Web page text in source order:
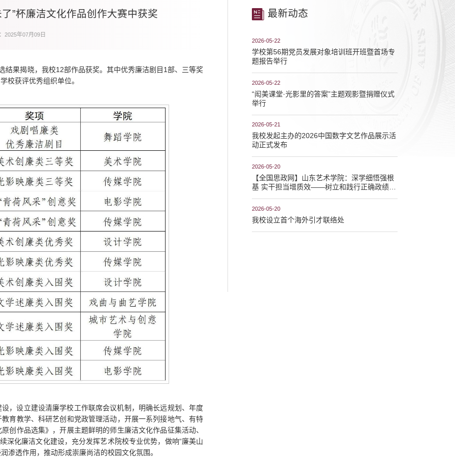
”杯廉洁文化作品创作大赛中获奖
2025年07月09日
结果揭晓，我校12部作品获奖。其中优秀廉洁剧目1部、三等奖
校获评优秀组织单位。
，设立建设清廉学校工作联席会议机制，明确长远规划、年度
育教学、科研艺创和党政管理活动，开展一系列接地气、有特
作品选集》，开展主题鲜明的师生廉洁文化作品征集活动、
深化廉洁文化建设，充分发挥艺术院校专业优势，做响“廉美山
渗透作用，推动形成崇廉尚洁的校园文化氛围。
最新动态
2026-05-22
学校第56期党员发展对象培训班开班暨首场专
题报告举行
2026-05-22
“闳美课堂·光影里的答案”主题观影暨捐赠仪式
举行
2026-05-21
我校发起主办的2026中国数字文艺作品展示活
动正式发布
2026-05-20
【全国思政网】山东艺术学院：深学细悟强根
基 实干担当增质效——树立和践行正确政绩观
2026-05-20
我校设立首个海外引才联络处